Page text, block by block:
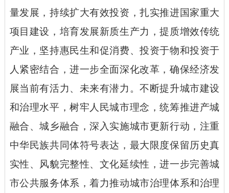
量发展，持续扩大有效投资，扎实推进国家重大
项目建设，培育发展新质生产力，提质增效传统
产业，坚持惠民生和促消费、投资于物和投资于
人紧密结合，进一步全面深化改革，确保经济发
展当前有活力、未来有潜力。不断提升城市建设
和治理水平，树牢人民城市理念，统筹推进产城
融合、城乡融合，深入实施城市更新行动，注重
中华民族共同体符号表达，最大限度保留历史真
实性、风貌完整性、文化延续性，进一步完善城
市公共服务体系，着力推动城市治理体系和治理